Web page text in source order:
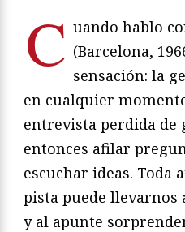
C uando hablo
(Barcelona,
sensación: la
en cualquier
entrevista perdida de
entonces afilar
escuchar ideas. Toda
pista puede llevarnos
y al apunte